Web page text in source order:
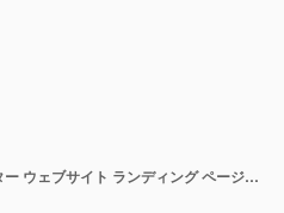
モバイル プランナー ベクター ウェブサイト ランディング ページ デザイン テンプレート